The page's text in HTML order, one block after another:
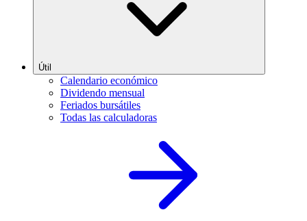
Útil
Calendario económico
Dividendo mensual
Feriados bursátiles
Todas las calculadoras